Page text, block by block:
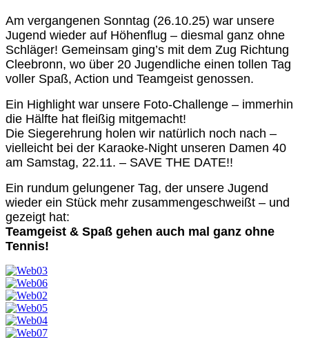
Bild
Am vergangenen Sonntag (26.10.25) war unsere
Jugend wieder auf Höhenflug – diesmal ganz ohne
Schläger! Gemeinsam ging’s mit dem Zug Richtung
Cleebronn, wo über 20 Jugendliche einen tollen Tag
voller Spaß, Action und Teamgeist genossen.
Ein Highlight war unsere Foto-Challenge – immerhin
die Hälfte hat fleißig mitgemacht!
Die Siegerehrung holen wir natürlich noch nach –
vielleicht bei der Karaoke-Night unseren Damen 40
am Samstag, 22.11. – SAVE THE DATE!!
Ein rundum gelungener Tag, der unsere Jugend
wieder ein Stück mehr zusammengeschweißt – und
gezeigt hat:
Teamgeist & Spaß gehen auch mal ganz ohne
Tennis!